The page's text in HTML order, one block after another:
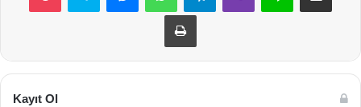
Yazdır
Kayıt Ol